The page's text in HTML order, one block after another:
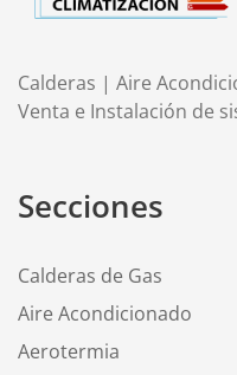
Calderas | Aire
Venta e Instalación de
Secciones
Calderas de Gas
Aire Acondicionado
Aerotermia